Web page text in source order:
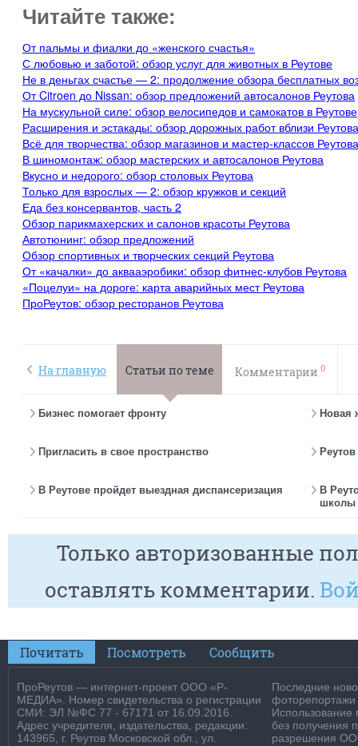
Читайте также:
От пальмы и фиалки до «женского счастья»
С любовью и заботой: обзор услуг для животных в Реутове
Не в деньгах счастье — 2: продолжение обзора бесплатных
От Citroen до Nissan: обзор предложений автосалонов Реутова
На мускульной силе: обзор велосипедов и самокатов в Реутове
Расширения и эстакады: обзор дорожных работ вблизи Реутова
Всё для творчества: обзор магазинов и мастер-классов Реутова
В шиномонтаж: обзор мастерских и автосалонов Реутова
Вкусно и недорого: обзор столовых Реутова
Только для взрослых — 2: обзор кружков и секций
Еда без консервантов, часть 2
Обзор парикмахерских и салонов красоты Реутова
Автотюнинг: обзор предложений
Обзор спортивных и творческих секций Реутова
От «качалки» до аквааэробики: обзор фитнес-клубов Реутова
«Поцелуи» на дороге: карта аварийных мест Реутова
ПроРеутов: обзор ресторанов Реутова
На главную Статьи по теме Комментарии 0
Бизнес помогает фронту Новая
Пригласить в свое пространство
В Реутове пройдет выездная диспансеризация
В
школы
Только авторизованные
оставлять комментарии.
Почитать Посмотреть Сообщить
ПроРеутов — интернет-проект ООО «Р-
МЕДИА». Номер свидетельства о регистрации
СМИ: ЭЛ №ФС 77 - 67171 от 16.09.2016.
Адрес учредителя, издательства, редакции:
143965, г. Реутов Московской обл., ул.
Последние
фоторепортажи
Использование
без получения
разрешения